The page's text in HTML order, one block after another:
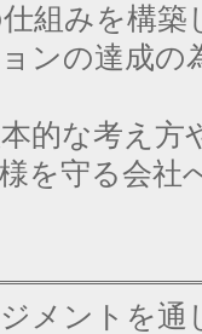
組みを構築
ンの達成の
的な考え方
を守る会社
メントを